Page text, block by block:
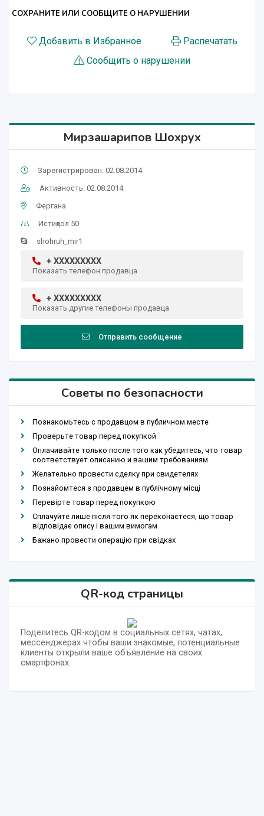
СОХРАНИТЕ ИЛИ СООБЩИТЕ О НАРУШЕНИИ
Добавить в Избранное
Распечатать
Сообщить о нарушении
Мирзашарипов Шохрух
Зарегистрирован: 02.08.2014
Активность: 02.08.2014
Фергана
Истиқлол 50
shohruh_mir1
+ XXXXXXXXX
Показать телефон продавца
+ XXXXXXXXX
Показать другие телефоны продавца
Отправить сообщение
Советы по безопасности
Познакомьтесь с продавцом в публичном месте
Проверьте товар перед покупкой
Оплачивайте только после того как убедитесь, что товар
соответствует описанию и вашим требованиям
Желательно провести сделку при свидетелях
Познайомтеся з продавцем в публічному місці
Перевірте товар перед покупкою
Сплачуйте лише після того як переконаєтеся, що товар
відповідає опису і вашим вимогам
Бажано провести операцію при свідках
QR-код страницы
Поделитесь QR-кодом в социальных сетях, чатах,
мессенджерах чтобы ваши знакомые, потенциальные
клиенты открыли ваше объявление на своих
смартфонах.